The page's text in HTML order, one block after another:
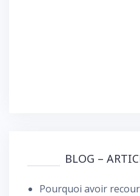
BLOG –
Pourquoi avoir